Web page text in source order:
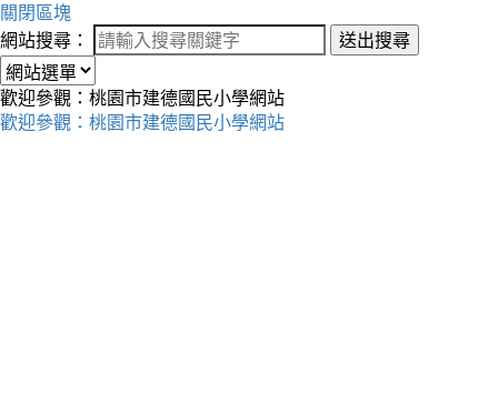
關閉區塊
網站搜尋：
送出搜尋
歡迎參觀：桃園市建德國民小學網站
歡迎參觀：桃園市建德國民小學網站